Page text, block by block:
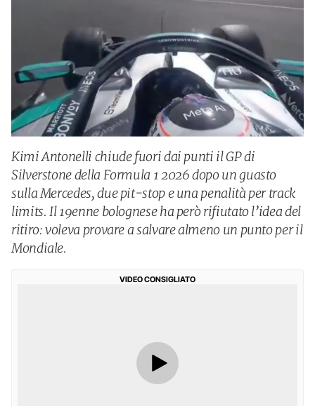
Kimi Antonelli chiude fuori dai punti il GP di
Silverstone della Formula 1 2026 dopo un guasto
sulla Mercedes, due pit-stop e una penalità per track
limits. Il 19enne bolognese ha però rifiutato l’idea del
ritiro: voleva provare a salvare almeno un punto per il
Mondiale.
VIDEO CONSIGLIATO